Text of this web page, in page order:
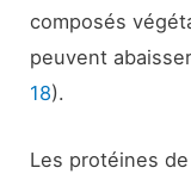
composés
peuvent
18).
Les protéines